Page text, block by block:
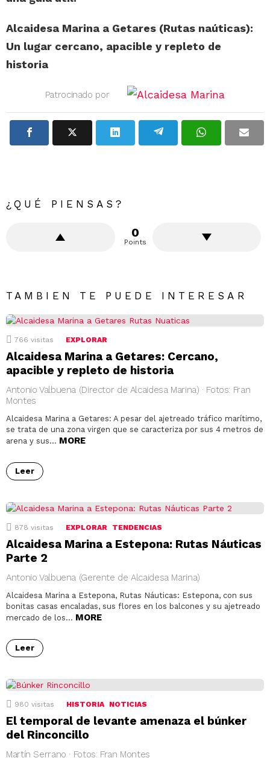
Alcaidesa Marina a Getares (Rutas naúticas):
Un lugar cercano, apacible y repleto de
historia
Patrocinado por
¿QUÉ PIENSAS?
0
Points
TAMBIEN TE PUEDE INTERESAR
766 visitas EXPLORAR
Alcaidesa Marina a Getares: Cercano,
apacible y repleto de historia
Antonio Valbuena (Director de Alcaidesa Marina) · Fotos: Fran
Montes
Alcaidesa Marina a Getares: A pesar del ajetreado tráfico marítimo,
se trata de una zona virgen que se caracteriza por sus 4 metros de
arena y sus… MORE
Leer
878 visitas EXPLORAR TENDENCIAS
Alcaidesa Marina a Estepona: Rutas Náuticas
Parte 2
Antonio Valbuena (Gerente de Alcaidesa Marina)
Alcaidesa Marina a Estepona, Rutas Náuticas: Estepona, con sus
bonitas casas encaladas, sus flores en los balcones y su ajetreado
mercado de los… MORE
Leer
980 visitas HISTORIA NOTICIAS
El temporal de levante amenaza el búnker
del Rinconcillo
Martín Serrano · Fotos: Fran Montes